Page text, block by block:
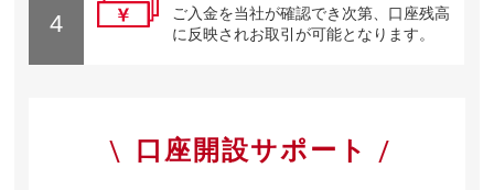
4
ご入金を当社が確認でき次第、口座残高
に反映されお取引が可能となります。
口座開設サポート